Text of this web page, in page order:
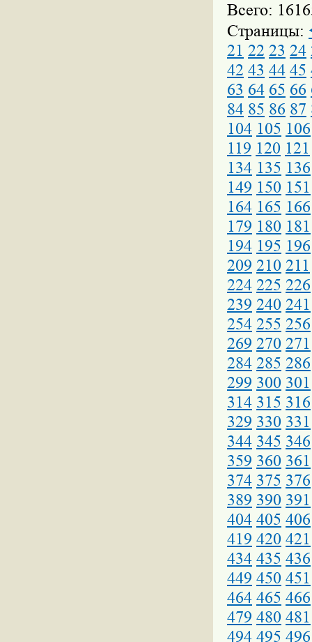
Всего:
Страницы:
21 22 23 24
42 43 44 45
63 64 65 66
84 85 86 87
104 105 106
119 120 121
134 135 136
149 150 151
164 165 166
179 180 181
194 195 196
209 210 211
224 225 226
239 240 241
254 255 256
269 270 271
284 285 286
299 300 301
314 315 316
329 330 331
344 345 346
359 360 361
374 375 376
389 390 391
404 405 406
419 420 421
434 435 436
449 450 451
464 465 466
479 480 481
494 495 496